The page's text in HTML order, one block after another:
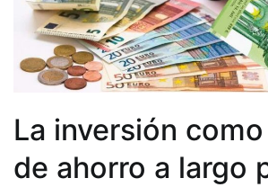
La inversión
de ahorro a largo